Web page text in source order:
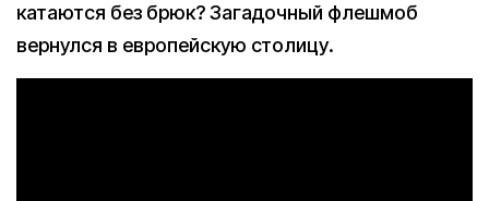
катаются без брюк? Загадочный флешмоб
вернулся в европейскую столицу.